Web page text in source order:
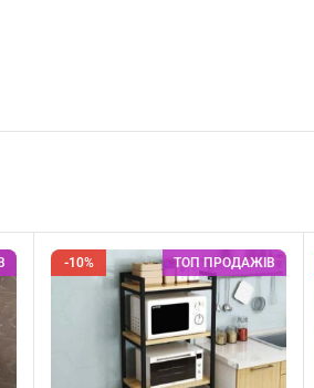
-10% ТОП ПРОДАЖІВ